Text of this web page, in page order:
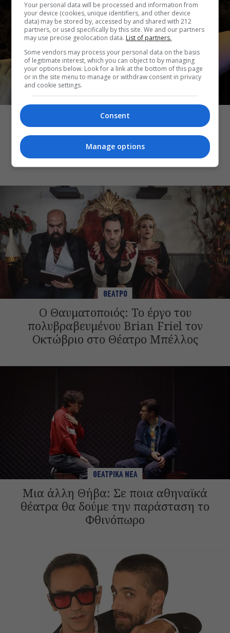
Artist Unknown – Η Ήβη ήταν εδώ: Η
συγκλονιστική ιστορία της ζωγράφου
Ήβης Στάγκαλη στο Δημοτικό Θέατρο
Πειραιά
ΘΕΑΤΡΟ
Ο Θαυματοποιός: Το έργο του
πολυβραβευμένου Brian Friel τον
Οκτώβριο στο Θέατρο Μπέλλος
ΘΕΑΤΡΙΚΑ ΝΕΑ
Μια άλλη Θήβα: Σε ποια αθηναϊκά
θέατρα θα δούμε την παράσταση το
Φθινόπωρο
Your personal data will be processed and information from
your device (cookies, unique identifiers, and other device
data) may be stored by, accessed by and shared with 212
partners, or used specifically by this site. We and our partners
may use precise geolocation data. List of partners.
Some vendors may process your personal data on the basis
of legitimate interest, which you can object to by managing
your options below. Look for a link at the bottom of this page
or in the site menu to manage or withdraw consent in privacy
and cookie settings.
Consent
Manage options